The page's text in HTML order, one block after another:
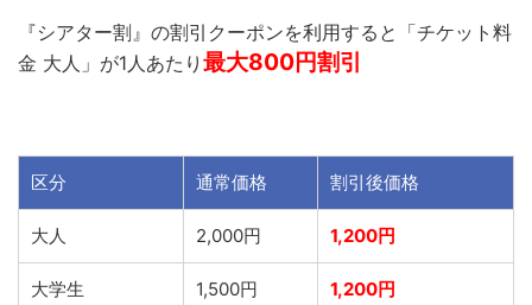
『シアター割』の割引クーポンを利用すると「チケット料
金 大人」が1人あたり 最大800円割引
区分 通常価格 割引後価格
大人 2,000円 1,200円
大学生 1,500円 1,200円